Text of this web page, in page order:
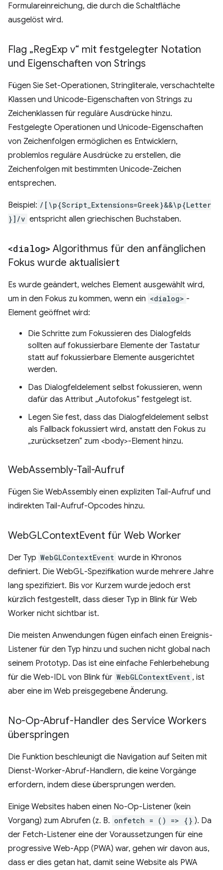
Formulareinreichung, die durch die Schaltfläche
ausgelöst wird.
Flag „RegExp v“ mit festgelegter Notation
und Eigenschaften von Strings
Fügen Sie Set-Operationen, Stringliterale, verschachtelte
Klassen und Unicode-Eigenschaften von Strings zu
Zeichenklassen für reguläre Ausdrücke hinzu.
Festgelegte Operationen und Unicode-Eigenschaften
von Zeichenfolgen ermöglichen es Entwicklern,
problemlos reguläre Ausdrücke zu erstellen, die
Zeichenfolgen mit bestimmten Unicode-Zeichen
entsprechen.
Beispiel: /[\p{Script_Extensions=Greek}&&\p{Letter
}]/v entspricht allen griechischen Buchstaben.
<dialog> Algorithmus für den anfänglichen
Fokus wurde aktualisiert
Es wurde geändert, welches Element ausgewählt wird,
um in den Fokus zu kommen, wenn ein <dialog> -
Element geöffnet wird:
Die Schritte zum Fokussieren des Dialogfelds
sollten auf fokussierbare Elemente der Tastatur
statt auf fokussierbare Elemente ausgerichtet
werden.
Das Dialogfeldelement selbst fokussieren, wenn
dafür das Attribut „Autofokus“ festgelegt ist.
Legen Sie fest, dass das Dialogfeldelement selbst
als Fallback fokussiert wird, anstatt den Fokus zu
„zurücksetzen“ zum <body>-Element hinzu.
WebAssembly-Tail-Aufruf
Fügen Sie WebAssembly einen expliziten Tail-Aufruf und
indirekten Tail-Aufruf-Opcodes hinzu.
WebGLContextEvent für Web Worker
Der Typ WebGLContextEvent wurde in Khronos
definiert. Die WebGL-Spezifikation wurde mehrere Jahre
lang spezifiziert. Bis vor Kurzem wurde jedoch erst
kürzlich festgestellt, dass dieser Typ in Blink für Web
Worker nicht sichtbar ist.
Die meisten Anwendungen fügen einfach einen Ereignis-
Listener für den Typ hinzu und suchen nicht global nach
seinem Prototyp. Das ist eine einfache Fehlerbehebung
für die Web-IDL von Blink für WebGLContextEvent , ist
aber eine im Web preisgegebene Änderung.
No-Op-Abruf-Handler des Service Workers
überspringen
Die Funktion beschleunigt die Navigation auf Seiten mit
Dienst-Worker-Abruf-Handlern, die keine Vorgänge
erfordern, indem diese übersprungen werden.
Einige Websites haben einen No-Op-Listener (kein
Vorgang) zum Abrufen (z. B. onfetch = () => {} ). Da
der Fetch-Listener eine der Voraussetzungen für eine
progressive Web-App (PWA) war, gehen wir davon aus,
dass er dies getan hat, damit seine Website als PWA